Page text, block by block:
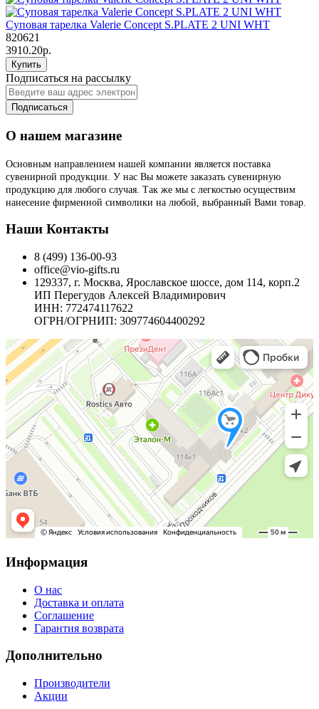
Суповая тарелка Valerie Concept S.PLATE 2 UNI WHT
820621
3910.20р.
Купить
Подписаться на рассылку
Подписаться
О нашем магазине
Основным направлением нашей компании является поставка
сувенирной продукции. У нас Вы можете заказать сувенирную
продукцию для любого случая. Так же мы с легкостью осуществим
нанесение фирменной символики на любой, выбранный Вами товар.
Наши Контакты
8 (499) 136-00-93
office@vio-gifts.ru
129337, г. Москва, Ярославское шоссе, дом 114, корп.2
ИП Перегудов Алексей Владимирович
ИНН: 772474117622
ОГРН/ОГРНИП: 309774604400292
Информация
О нас
Доставка и оплата
Соглашение
Гарантия возврата
Дополнительно
Производители
Акции